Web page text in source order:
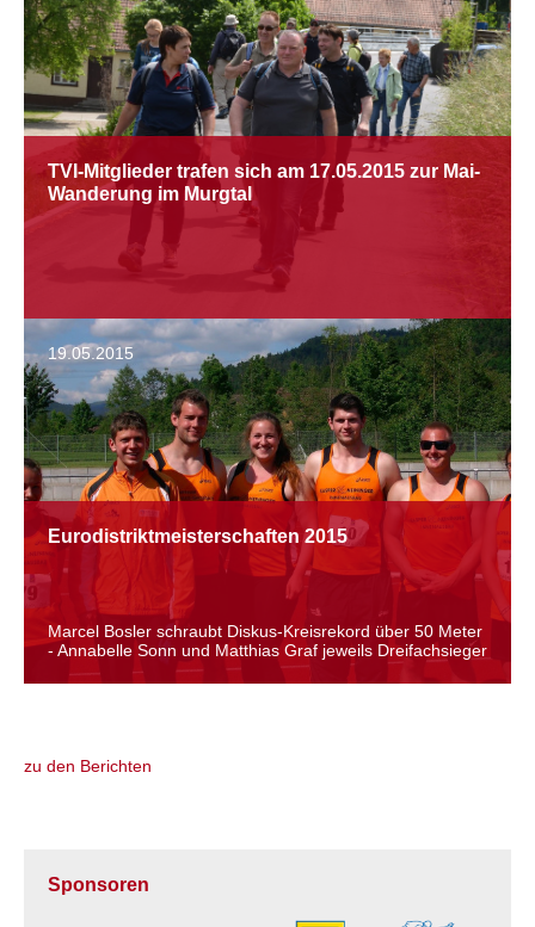
TVI-Mitglieder trafen sich am 17.05.2015 zur Mai-
Wanderung im Murgtal
19.05.2015
Eurodistriktmeisterschaften 2015
Marcel Bosler schraubt Diskus-Kreisrekord über 50 Meter
- Annabelle Sonn und Matthias Graf jeweils Dreifachsieger
zu den Berichten
Sponsoren